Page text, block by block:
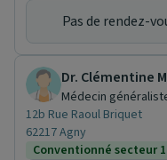
Pas de rendez-
Dr. Clémentine
Médecin
12b Rue Raoul Briquet
62217 Agny
Conventionné secteur 1